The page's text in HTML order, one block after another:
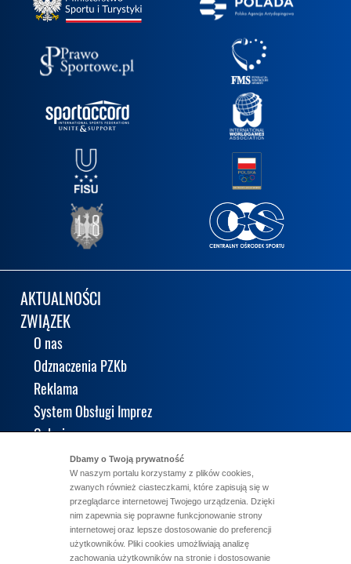
AKTUALNOŚCI
ZWIĄZEK
O nas
Odznaczenia PZKb
Reklama
System Obsługi Imprez
Galeria
KALENDARIUM
LICENCJE
Dbamy o Twoją prywatność
W naszym portalu korzystamy z plików cookies,
zwanych również ciasteczkami, które zapisują się w
przeglądarce internetowej Twojego urządzenia. Dzięki
nim zapewnia się poprawne funkcjonowanie strony
internetowej oraz lepsze dostosowanie do preferencji
użytkowników. Pliki cookies umożliwiają analizę
zachowania użytkowników na stronie i dostosowanie